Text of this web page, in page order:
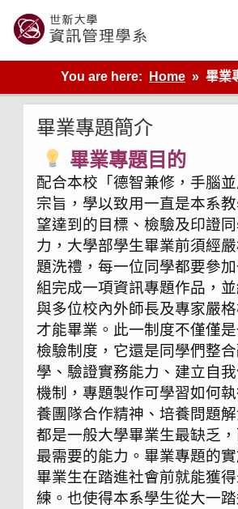
content
世新大學資管系網站
You are here:
Home 畢業
畢業專題簡介
畢業專題目的
配合本校「德智兼修，手腦
宗旨，學以致用一直是本系
望達到的目標、檢驗及印證
力，大學部學生畢業前須經
題洗禮，每一位同學都要參
組完成一項資訊專題作品，
與多位校內外師長及專家嚴
才能畢業。此一制度不僅僅
檢驗制度，它還是同學們整
學、驗證實務能力、建立自
機制，專題製作可學習如何
養團隊合作精神、培養問題
都是一般大學畢業生最缺乏
最需要的能力。畢業專題的
畢業生在踏進社會前就能獲
練。也使得本系學生從大一